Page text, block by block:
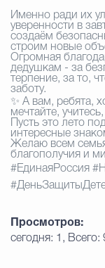
Именно ради их
уверенности в
создаём
строим новые
Огромная
дедушкам - за
терпение, за то,
заботу.
✨ А вам, ребята,
мечтайте,
Пусть это лето
интересные
Желаю всем
благополучия и
#ЕдинаяРоссия
Просмотров:
сегодня: 1, Всего: